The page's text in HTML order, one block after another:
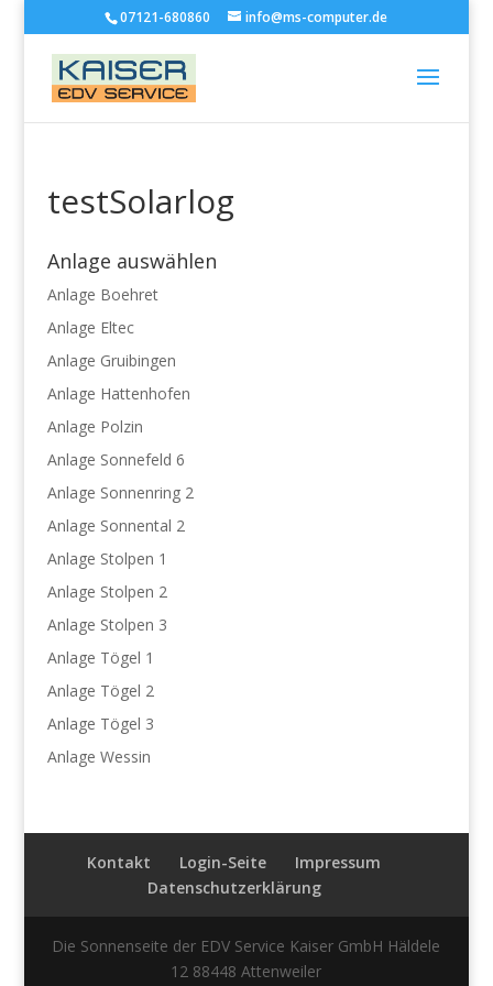
07121-680860 info@ms-computer.de
testSolarlog
Anlage auswählen
Anlage Boehret
Anlage Eltec
Anlage Gruibingen
Anlage Hattenhofen
Anlage Polzin
Anlage Sonnefeld 6
Anlage Sonnenring 2
Anlage Sonnental 2
Anlage Stolpen 1
Anlage Stolpen 2
Anlage Stolpen 3
Anlage Tögel 1
Anlage Tögel 2
Anlage Tögel 3
Anlage Wessin
Kontakt Login-Seite
Impressum
Datenschutzerklärung
Die Sonnenseite der EDV Service Kaiser GmbH Häldele
12 88448 Attenweiler